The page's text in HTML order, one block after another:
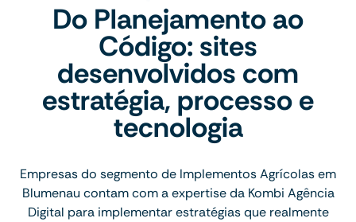
Do Planejamento ao
Código: sites
desenvolvidos com
estratégia, processo e
tecnologia
Empresas do segmento de Implementos Agrícolas em
Blumenau contam com a expertise da Kombi Agência
Digital para implementar estratégias que realmente